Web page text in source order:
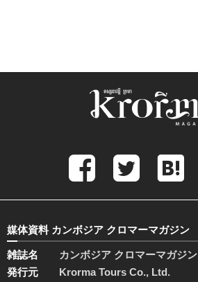
媒体資料 カンボジア クロマーマガジン
雑誌名
カンボジア クロマーマガジン
発行元
Krorma Tours Co., Ltd.